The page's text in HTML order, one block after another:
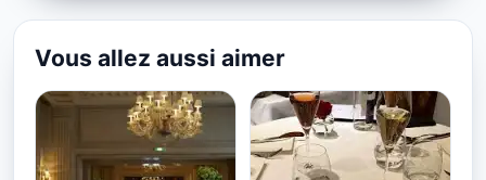
Vous allez aussi aimer